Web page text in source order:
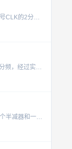
分频器的VHDL描述，在源代码中完成对时钟信号CLK的2分频,4分频,8分频,16分频...
VHDL语言描述分频器，实现2、4、8、16……分频，经过实践...
用VHDL结构描述设计一全减器，全减器可由两个半减器和一个或门组成。...